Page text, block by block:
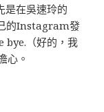
是在吳速玲的
的Instagram發
bye.（好的，我
心。